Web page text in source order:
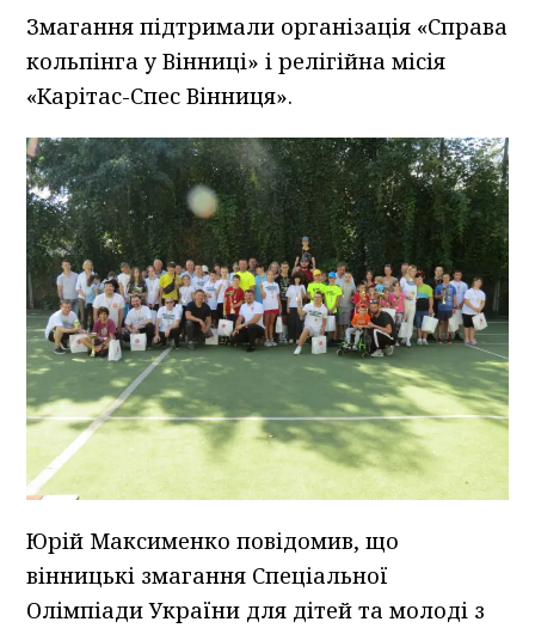
Змагання підтримали організація «Справа
кольпінга у Вінниці» і релігійна місія
«Карітас-Спес Вінниця».
Юрій Максименко повідомив, що
вінницькі змагання Спеціальної
Олімпіади України для дітей та молоді з